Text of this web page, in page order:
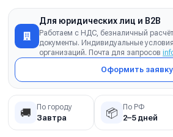
Для юридических лиц и B2B
Работаем с НДС, безналичный
документы. Индивидуальные
организаций. Почта для запросов
Оформить заявку
🚚 По городу
Завтра 📦 По РФ
2–5 дней